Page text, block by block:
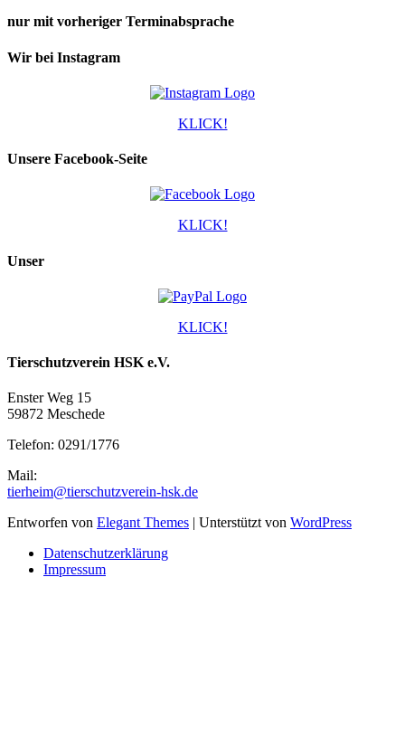
nur mit vorheriger Terminabsprache
Wir bei Instagram
KLICK!
Unsere Facebook-Seite
KLICK!
Unser
KLICK!
Tierschutzverein HSK e.V.
Enster Weg 15
59872 Meschede
Telefon: 0291/1776
Mail:
tierheim@tierschutzverein-hsk.de
Entworfen von Elegant Themes | Unterstützt von WordPress
Datenschutzerklärung
Impressum